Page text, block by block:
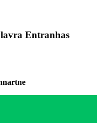
Entranhas